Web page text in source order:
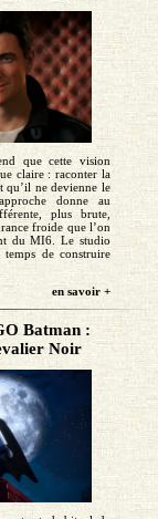
que cette vision
claire : raconter la
qu’il ne devienne le
donne au
plus brute,
froide que l’on
du MI6. Le studio
de construire
en savoir +
Batman :
Noir